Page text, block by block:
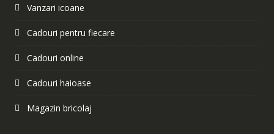
Vanzari icoane
Cadouri pentru fiecare
Cadouri online
Cadouri haioase
Magazin bricolaj